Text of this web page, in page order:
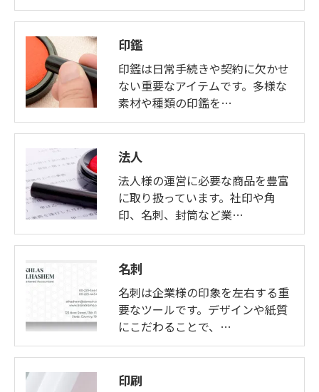
印鑑
印鑑は日常手続きや契約に欠かせ
ない重要なアイテムです。多様な
素材や種類の印鑑を…
法人
法人様の運営に必要な商品を豊富
に取り扱っています。社印や角
印、名刺、封筒など業…
名刺
名刺は企業様の印象を左右する重
要なツールです。デザインや紙質
にこだわることで、…
印刷